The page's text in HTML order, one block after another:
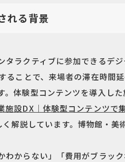
れる背景
ラクティブに参加できるデ
ることで、来場者の滞在時間
。体験型コンテンツを導入し
施設DX｜体験型コンテンツで
く解説しています。博物館・美
からない」「費用がブラッ